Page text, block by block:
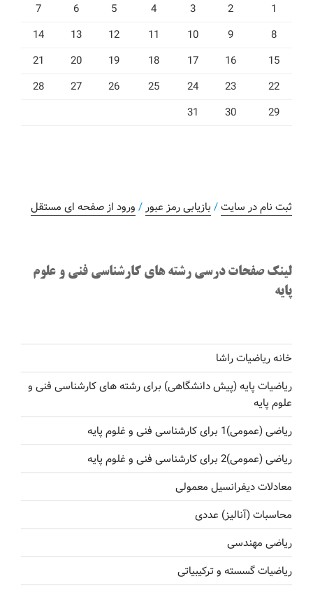
1
2
3
4
5
6
7
8
9
10
11
12
13
14
15
16
17
18
19
20
21
22
23
24
25
26
27
28
29
30
31
ثبت نام در سایت/ بازیابی رمز عبور / ورود از صفحه ای مستقل
لینک صفحات درسی رشته های کارشناسی فنی و علوم
پایه
خانه ریاضیات راشا
ریاضیات پایه (پیش دانشگاهی) برای رشته های کارشناسی فنی و
علوم پایه
ریاضی (عمومی)1 برای کارشناسی فنی و غلوم پایه
ریاضی (عمومی)2 برای کارشناسی فنی و غلوم پایه
معادلات دیفرانسیل معمولی
محاسبات (آنالیز) عددی
ریاضی مهندسی
ریاضیات گسسته و ترکیبیاتی